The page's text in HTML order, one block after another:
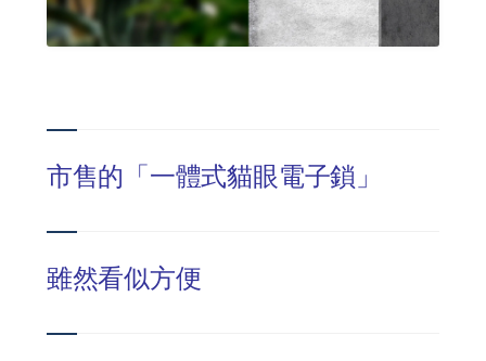
市售的「一體式貓眼電子鎖」
雖然看似方便